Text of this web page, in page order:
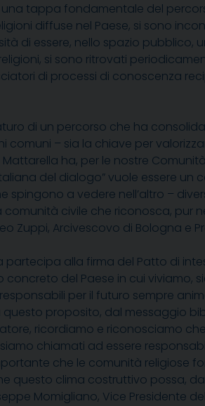
tappa fondamentale del
diffuse nel Paese, si sono
di essere, nello spazio
si sono ritrovati
di processi di conoscenza
di un percorso che ha
comuni – sia la chiave per
Mattarella ha, per le nostre C
del dialogo” vuole essere
spingono a vedere nell’altro –
civile che riconosca, pur
Zuppi, Arcivescovo di Bologna e
partecipa alla firma del Patto di
del Paese in cui viviamo,
per il futuro sempre
questo proposito, dal messaggio
ricordiamo e riconosciamo
chiamati ad essere
che le comunità religiose
questo clima costruttivo possa,
Momigliano, Vice Presidente